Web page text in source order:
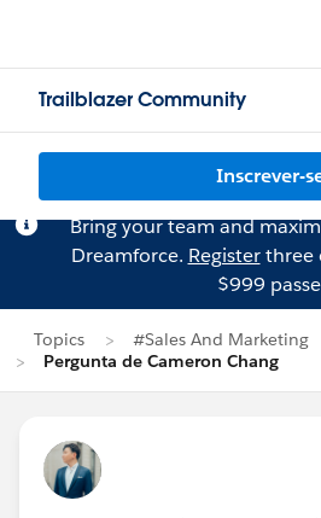
Trailblazer Community
Inscrever-
Bring your team and
Dreamforce. Registerthree
$999
Topics
#Sales And Marketing
Pergunta de Cameron Chang